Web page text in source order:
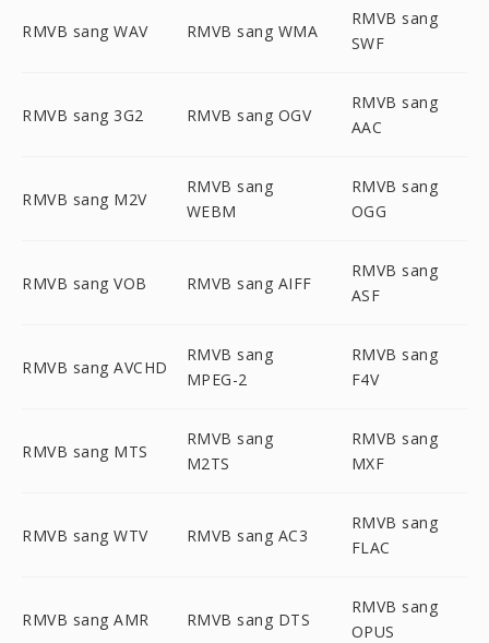
RMVB sang WAV RMVB sang WMA
RMVB sang
SWF
RMVB sang 3G2 RMVB sang OGV
RMVB sang
AAC
RMVB sang M2V
RMVB sang
WEBM
RMVB sang
OGG
RMVB sang VOB RMVB sang AIFF
RMVB sang
ASF
RMVB sang AVCHD
RMVB sang
MPEG-2
RMVB sang
F4V
RMVB sang MTS
RMVB sang
M2TS
RMVB sang
MXF
RMVB sang WTV RMVB sang AC3
RMVB sang
FLAC
RMVB sang AMR RMVB sang DTS
RMVB sang
OPUS